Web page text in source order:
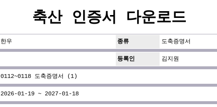
축산 인증서 다운로드
한우 종류 도축증명서
등록인 김지원
0112~0118 도축증명서 (1)
2026-01-19 ~ 2027-01-18